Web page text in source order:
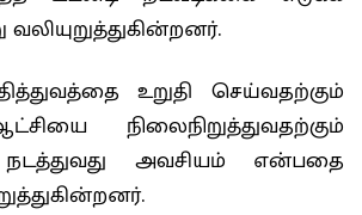
உறுதி செய்வதற்கும்
நிலைநிறுத்துவதற்கும்
அவசியம் என்பதை